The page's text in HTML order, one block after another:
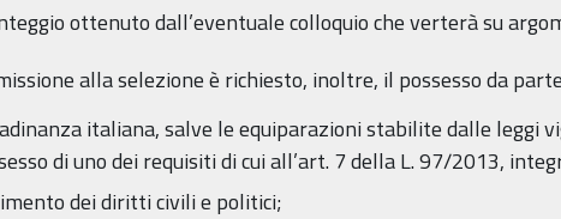
ottenuto dall’eventuale colloquio che verterà su
alla selezione è richiesto, inoltre, il possesso da
italiana, salve le equiparazioni stabilite dalle leggi
di uno dei requisiti di cui all’art. 7 della L. 97/2013,
dei diritti civili e politici;